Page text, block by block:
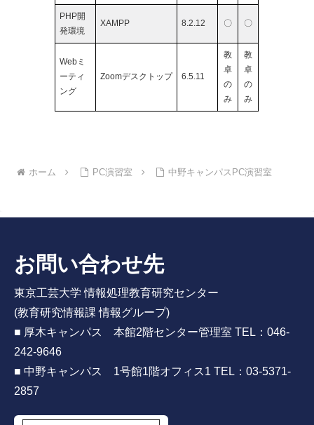
PHP開
発環境
XAMPP 8.2.12 〇 〇
Webミ
ーティ
ング
Zoomデスクトップ 6.5.11
教
卓
の
み
教
卓
の
み
ホーム PC演習室 中野キャンパスPC演習室
お問い合わせ先
東京工芸大学 情報処理教育研究センター
(教育研究情報課 情報グループ)
■ 厚木キャンパス 本館2階センター管理室 TEL：046-
242-9646
■ 中野キャンパス 1号館1階オフィス1 TEL：03-5371-
2857